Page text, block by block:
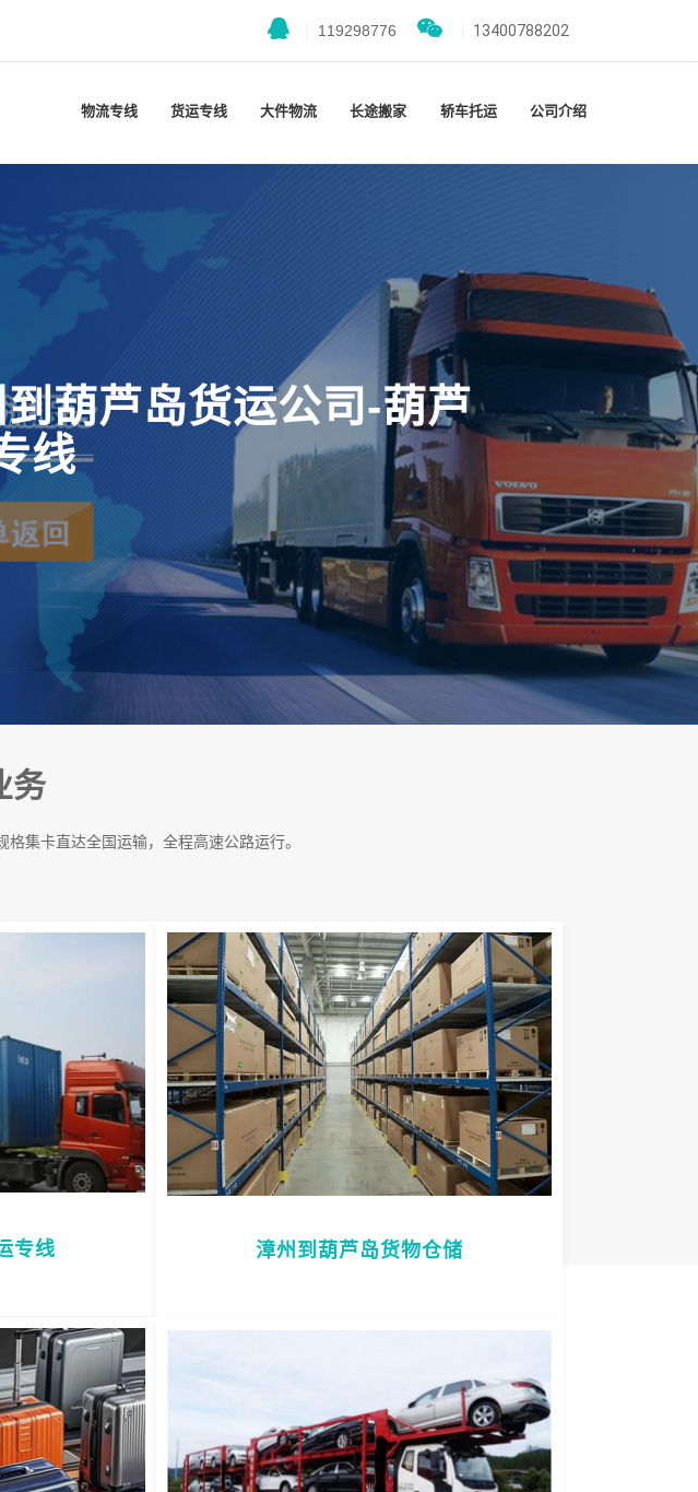
119298776 13400788202
物流专线 货运专线 大件物流 长途搬家 轿车托运 公司介绍
葫芦岛货运公司-葫芦
线
务
集卡直达全国运输，全程高速公路运行。
专线 漳州到葫芦岛货物仓储